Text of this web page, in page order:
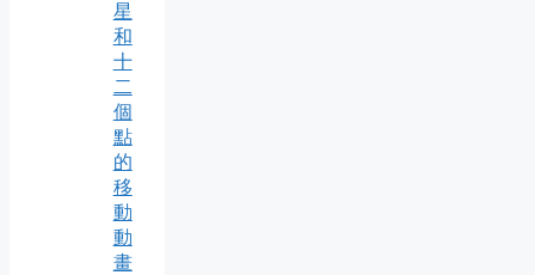
星
和
十
二
個
點
的
移
動
動
畫